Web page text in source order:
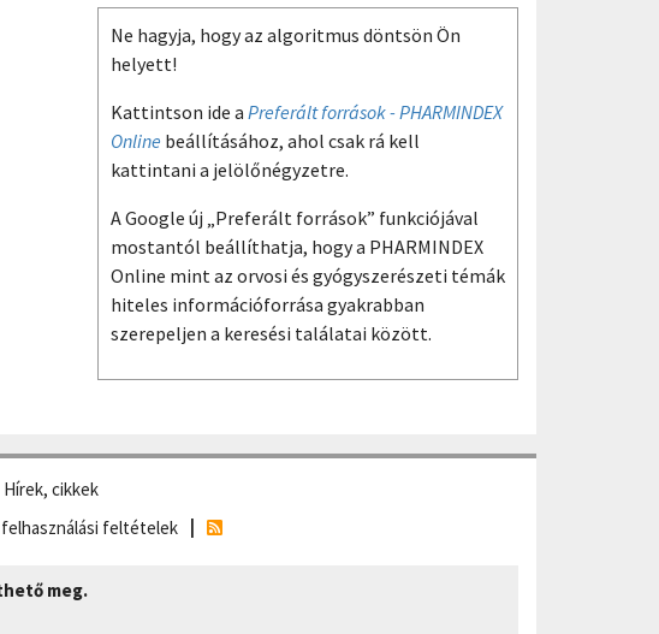
Ne hagyja, hogy az algoritmus döntsön Ön
helyett!
Kattintson ide a Preferált források - PHARMINDEX
Online beállításához, ahol csak rá kell
kattintani a jelölőnégyzetre.
A Google új „Preferált források” funkciójával
mostantól beállíthatja, hogy a PHARMINDEX
Online mint az orvosi és gyógyszerészeti témák
hiteles információforrása gyakrabban
szerepeljen a keresési találatai között.
Hírek, cikkek
feltételek
meg.